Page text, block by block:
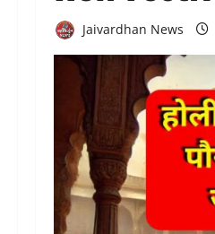
Jaivardhan News